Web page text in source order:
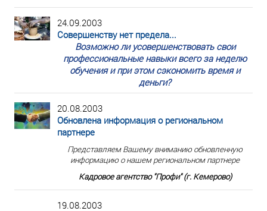
24.09.2003
Совершенству нет предела...
Возможно ли усовершенствовать свои
профессиональные навыки всего за неделю
обучения и при этом сэкономить время и
деньги?
20.08.2003
Обновлена информация о региональном
партнере
Представляем Вашему вниманию обновленную
информацию о нашем региональном партнере
Кадровое агентство "Профи" (г. Кемерово)
19.08.2003